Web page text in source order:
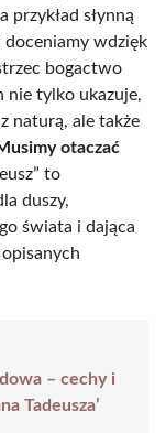
przykład słynną
doceniamy wdzięk
bogactwo
nie tylko ukazuje,
naturą, ale także
otaczać
to
duszy,
świata i dająca
– cechy i
Tadeusza’